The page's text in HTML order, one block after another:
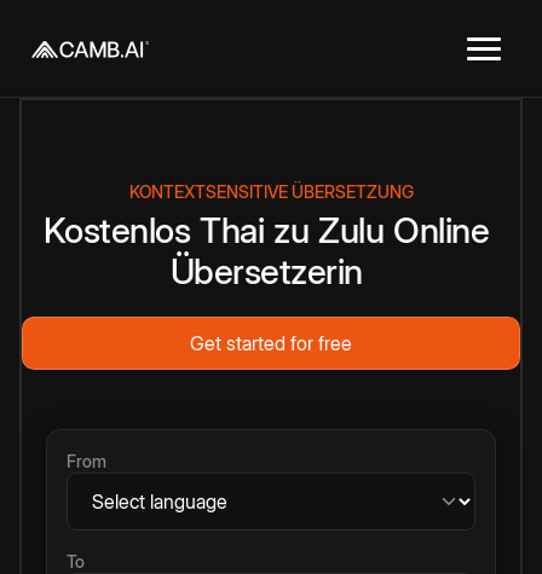
KONTEXTSENSITIVE ÜBERSETZUNG
Kostenlos Thai zu Zulu Online
Übersetzerin
Get started for free
From
To